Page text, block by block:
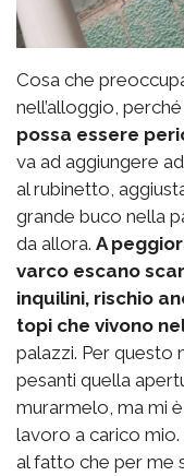
Cosa che
nell’alloggio, perché
possa essere
va ad aggiungere
al rubinetto,
grande buco nella
da allora. A
varco escano
inquilini, rischio
topi che vivono
palazzi. Per questo
pesanti quella
murarmelo, ma mi
lavoro a carico
al fatto che per me